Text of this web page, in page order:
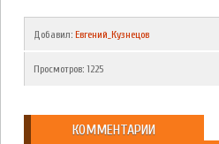
Добавил: Евгений_Кузнецов
Просмотров: 1225
КОММЕНТАРИИ